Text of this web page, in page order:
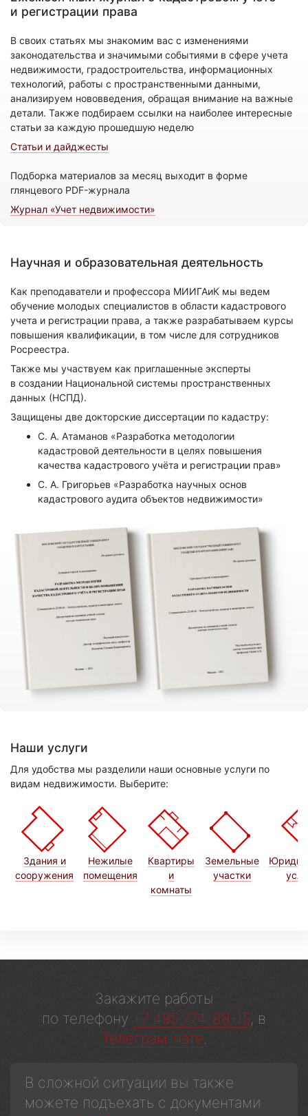
и регистрации права
В своих статьях мы знакомим вас с изменениями
законодательства и значимыми событиями в сфере учета
недвижимости, градостроительства, информационных
технологий, работы с пространственными данными,
анализируем нововведения, обращая внимание на важные
детали. Также подбираем ссылки на наиболее интересные
статьи за каждую прошедшую неделю
Статьи и дайджесты
Подборка материалов за месяц выходит в форме
глянцевого PDF-журнала
Журнал «Учет недвижимости»
Научная и образовательная деятельность
Как преподаватели и профессора МИИГАиК мы ведем
обучение молодых специалистов в области кадастрового
учета и регистрации права, а также разрабатываем курсы
повышения квалификации, в том числе для сотрудников
Росреестра.
Также мы участвуем как приглашенные эксперты
в создании Национальной системы пространственных
данных (НСПД).
Защищены две докторские диссертации по кадастру:
С. А. Атаманов «Разработка методологии
кадастровой деятельности в целях повышения
качества кадастрового учёта и регистрации прав»
С. А. Григорьев «Разработка научных основ
кадастрового аудита объектов недвижимости»
Наши услуги
Для удобства мы разделили наши основные услуги по
видам недвижимости. Выберите:
Здания и
сооружения
Нежилые
помещения
Квартиры
и
комнаты
Земельные
участки
Закажите работы
по телефону +7 495 774-88-15, в
Телеграм-чате.
В сложной ситуации вы также
можете подъехать с документами